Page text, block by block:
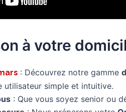
à votre
: Découvrez notre gamme
utilisateur simple et intuitive.
: Que vous soyez senior ou